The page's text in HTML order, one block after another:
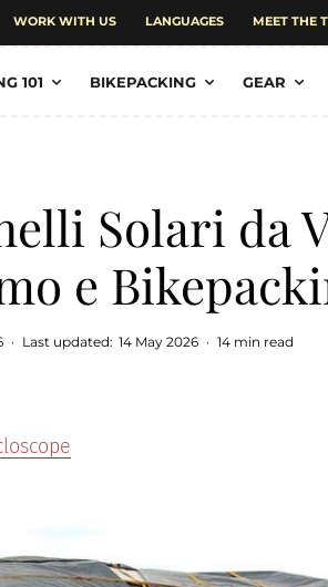
WORK WITH US LANGUAGES MEET THE
101 BIKEPACKING GEAR
Solari da
e
· Last updated: 14 May 2026 · 14 min read